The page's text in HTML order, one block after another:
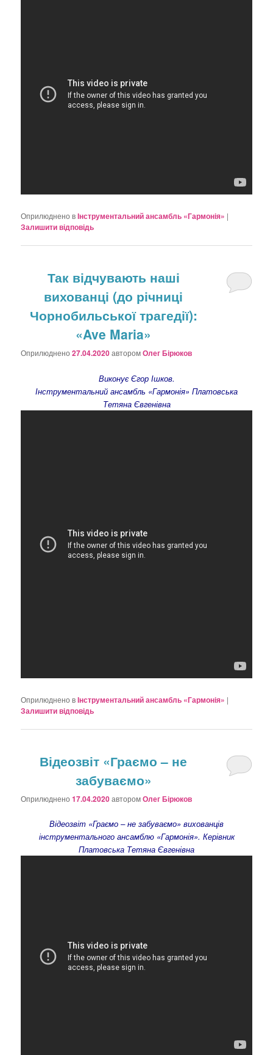
Оприлюднено вІнструментальний ансамбль «Гармонія» |
Залишити відповідь
Так відчувають наші
вихованці (до річниці
Чорнобильської трагедії):
«Ave Maria»
Оприлюднено27.04.2020авторомОлег Бірюков
Виконує Єгор Ішков.
Інструментальний ансамбль «Гармонія» Платовська
Тетяна Євгенівна
Оприлюднено вІнструментальний ансамбль «Гармонія» |
Залишити відповідь
Відеозвіт «Граємо – не
забуваємо»
Оприлюднено17.04.2020авторомОлег Бірюков
Відеозвіт «Граємо – не забуваємо» вихованців
інструментального ансамблю «Гармонія». Керівник
Платовська Тетяна Євгенівна